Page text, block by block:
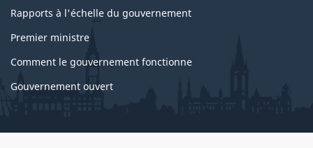
Rapports à l'échelle du gouvernement
Premier ministre
Comment le gouvernement fonctionne
Gouvernement ouvert